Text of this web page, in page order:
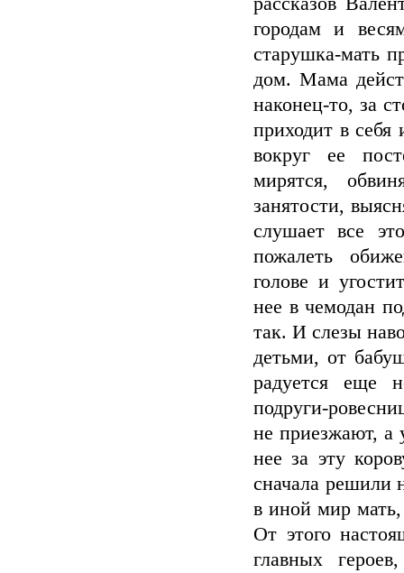
городам и
старушка-мать
дом. Мама
наконец-то, за
приходит в
вокруг ее
мирятся,
занятости,
слушает все
пожалеть
голове и
нее в чемодан
так. И слезы
детьми, от
радуется еще
подруги-
не приезжают, а
нее за эту
сначала решили
в иной мир
От этого
главных